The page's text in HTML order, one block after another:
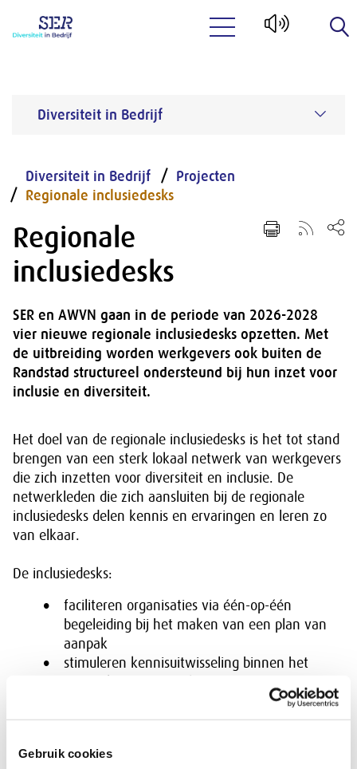
Gebruik cookies
Diversiteit in Bedrijf
Diversiteit in Bedrijf
Projecten
Regionale inclusiedesks
Regionale
inclusiedesks
SER en AWVN gaan in de periode van 2026-2028
vier nieuwe regionale inclusiedesks opzetten. Met
de uitbreiding worden werkgevers ook buiten de
Randstad structureel ondersteund bij hun inzet voor
inclusie en diversiteit.
Het doel van de regionale inclusiedesks is het tot stand
brengen van een sterk lokaal netwerk van werkgevers
die zich inzetten voor diversiteit en inclusie. De
netwerkleden die zich aansluiten bij de regionale
inclusiedesks delen kennis en ervaringen en leren zo
van elkaar.
De inclusiedesks:
faciliteren organisaties via één-op-één
begeleiding bij het maken van een plan van
aanpak
stimuleren kennisuitwisseling binnen het
van netwerkbijeenkomsten en intervisie- en
kennissessies
actuele kennis en praktijkvoorbeelden van